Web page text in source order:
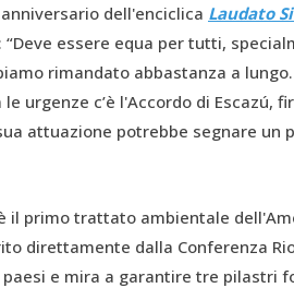
dell'enciclica Laudato
essere equa per tutti,
rimandato abbastanza a
urgenze c’è l'Accordo di Escazú,
attuazione potrebbe segnare un
il primo trattato ambientale
direttamente dalla Conferenza
e mira a garantire tre pilastri